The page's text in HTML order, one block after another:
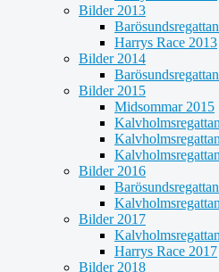
Bilder 2013
Harrys Race 2013
Bilder 2014
Bilder 2015
Midsommar 2015
Bilder 2016
Bilder 2017
Harrys Race 2017
Bilder 2018